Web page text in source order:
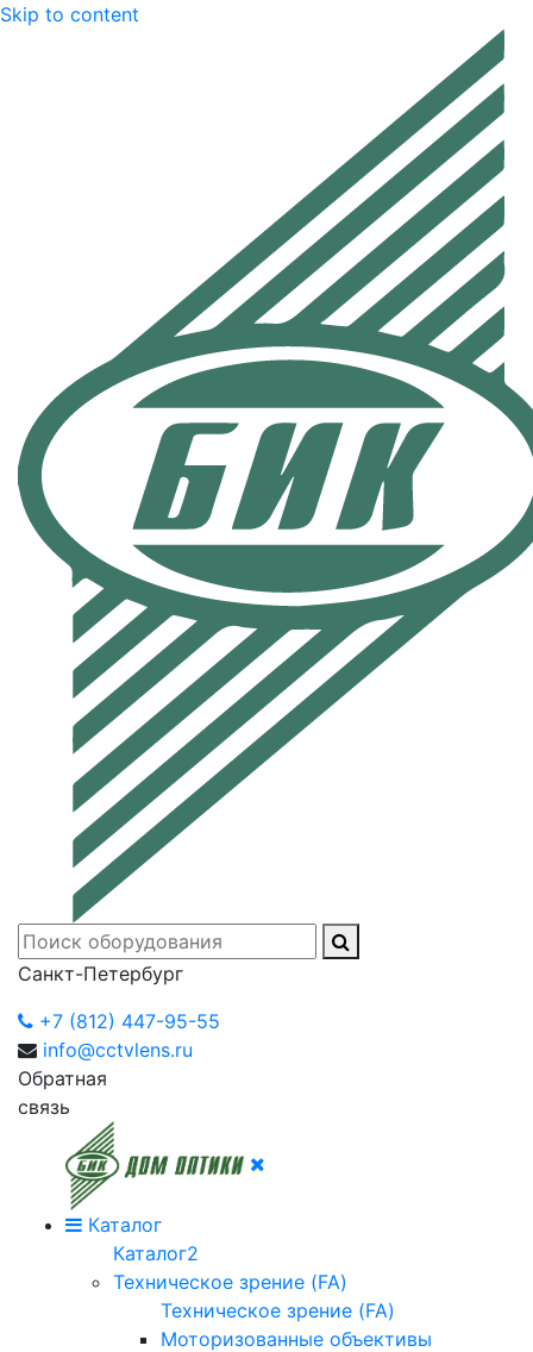
Skip to content
Санкт-Петербург
+7 (812) 447-95-55
info@cctvlens.ru
Обратная
связь
Каталог
Каталог2
Техническое зрение (FA)
Техническое зрение (FA)
Моторизованные объективы